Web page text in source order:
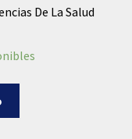
De La Salud